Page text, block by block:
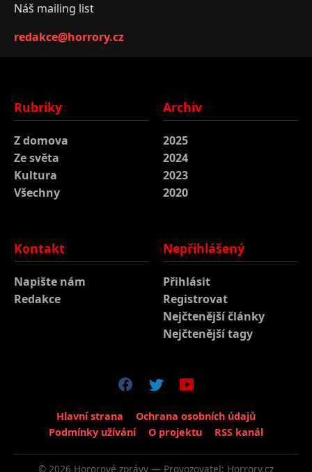
Náš mailing list
redakce@horrory.cz
Rubriky
Z domova
Ze světa
Kultura
Všechny
Archiv
2025
2024
2023
2020
Kontakt
Napište nám
Redakce
Nepřihlášený
Přihlásit
Registrovat
Nejčtenější články
Nejčtenější tagy
Hlavní strana
Ochrana osobních údajů
Podmínky užívání
O projektu RSS kanál
© 2026 Hororové zprávy — Provozovatel: Horrory.cz